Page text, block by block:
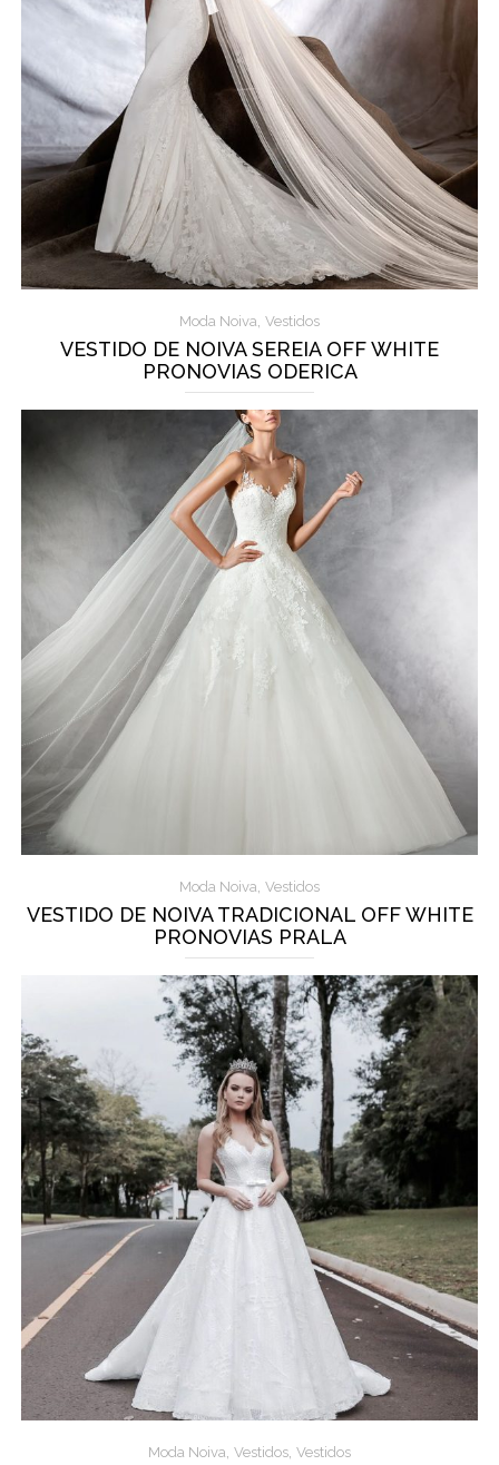
Moda Noiva, Vestidos
VESTIDO DE NOIVA SEREIA OFF WHITE
PRONOVIAS ODERICA
Moda Noiva, Vestidos
VESTIDO DE NOIVA TRADICIONAL OFF WHITE
PRONOVIAS PRALA
Moda Noiva, Vestidos, Vestidos